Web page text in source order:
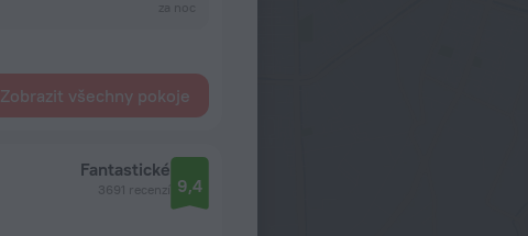
Zobrazit všechny pokoje
Fantastické
3691 recenzí 9,4